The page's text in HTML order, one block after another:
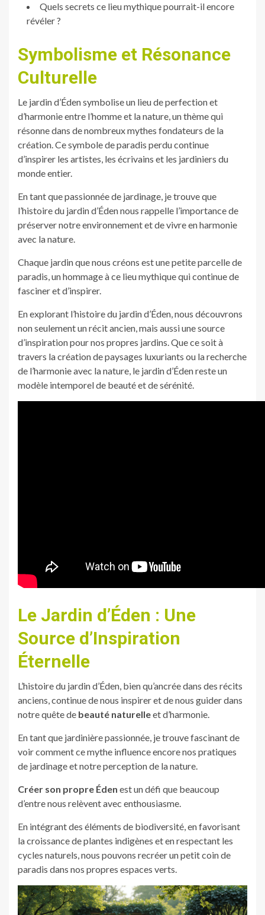
Quels secrets ce lieu mythique pourrait-il encore
révéler ?
Symbolisme et Résonance
Culturelle
Le jardin d’Éden symbolise un lieu de perfection et
d’harmonie entre l’homme et la nature, un thème qui
résonne dans de nombreux mythes fondateurs de la
création. Ce symbole de paradis perdu continue
d’inspirer les artistes, les écrivains et les jardiniers du
monde entier.
En tant que passionnée de jardinage, je trouve que
l’histoire du jardin d’Éden nous rappelle l’importance de
préserver notre environnement et de vivre en harmonie
avec la nature.
Chaque jardin que nous créons est une petite parcelle de
paradis, un hommage à ce lieu mythique qui continue de
fasciner et d’inspirer.
En explorant l’histoire du jardin d’Éden, nous découvrons
non seulement un récit ancien, mais aussi une source
d’inspiration pour nos propres jardins. Que ce soit à
travers la création de paysages luxuriants ou la recherche
de l’harmonie avec la nature, le jardin d’Éden reste un
modèle intemporel de beauté et de sérénité.
Le Jardin d’Éden : Une
Source d’Inspiration
Éternelle
L’histoire du jardin d’Éden, bien qu’ancrée dans des récits
anciens, continue de nous inspirer et de nous guider dans
notre quête de beauté naturelleet d’harmonie.
En tant que jardinière passionnée, je trouve fascinant de
voir comment ce mythe influence encore nos pratiques
de jardinage et notre perception de la nature.
Créer son propre Éden est un défi que beaucoup
d’entre nous relèvent avec enthousiasme.
En intégrant des éléments de biodiversité, en favorisant
la croissance de plantes indigènes et en respectant les
cycles naturels, nous pouvons recréer un petit coin de
paradis dans nos propres espaces verts.